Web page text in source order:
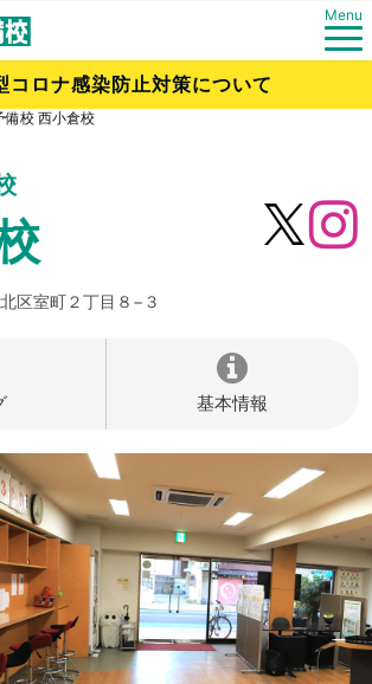
Menu
コロナ感染防止対策について
備校 西小倉校
区室町２丁目８−３
基本情報